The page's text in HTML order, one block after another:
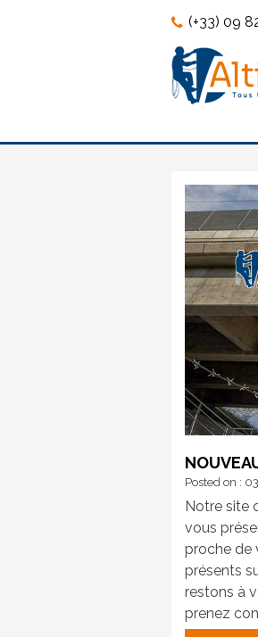
(+33) 09
Posted on :
Notre site
vous
proche de
présents
restons à
prenez